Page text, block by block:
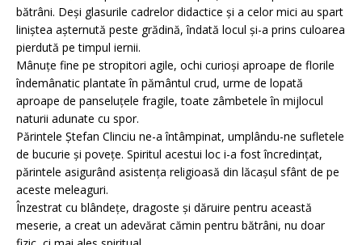
bătrâni. Deși glasurile cadrelor didactice și a celor mici au spart
liniștea așternută peste grădină, îndată locul și-a prins culoarea
pierdută pe timpul iernii.
Mânuțe fine pe stropitori agile, ochi curioși aproape de florile
îndemânatic plantate în pământul crud, urme de lopată
aproape de panseluțele fragile, toate zâmbetele în mijlocul
naturii adunate cu spor.
Părintele Ștefan Clinciu ne-a întâmpinat, umplându-ne sufletele
de bucurie și povețe. Spiritul acestui loc i-a fost încredințat,
părintele asigurând asistența religioasă din lăcașul sfânt de pe
aceste meleaguri.
Înzestrat cu blândețe, dragoste și dăruire pentru această
meserie, a creat un adevărat cămin pentru bătrâni, nu doar